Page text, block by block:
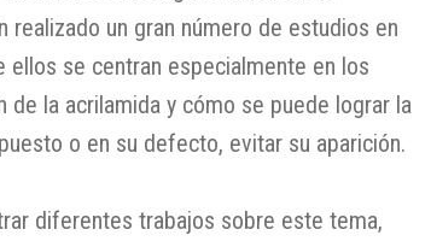
realizado un gran número de estudios en
ellos se centran especialmente en los
de la acrilamida y cómo se puede lograr la
o en su defecto, evitar su aparición.
diferentes trabajos sobre este tema,